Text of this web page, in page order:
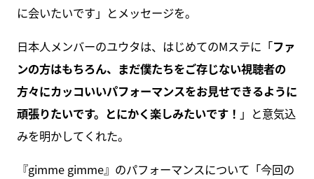
に会いたいです」とメッセージを。
日本人メンバーのユウタは、はじめてのMステに「ファ
ンの方はもちろん、まだ僕たちをご存じない視聴者の
方々にカッコいいパフォーマンスをお見せできるように
頑張りたいです。とにかく楽しみたいです！ 」と意気込
みを明かしてくれた。
『gimme gimme』のパフォーマンスについて「今回の